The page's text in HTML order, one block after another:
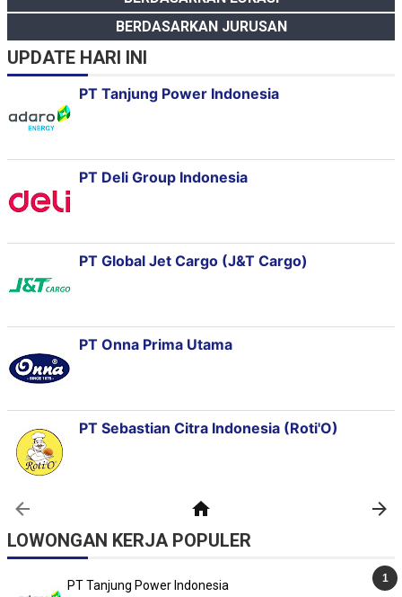
BERDASARKAN JURUSAN
UPDATE HARI INI
LOWONGAN KERJA POPULER
PT Tanjung Power Indonesia